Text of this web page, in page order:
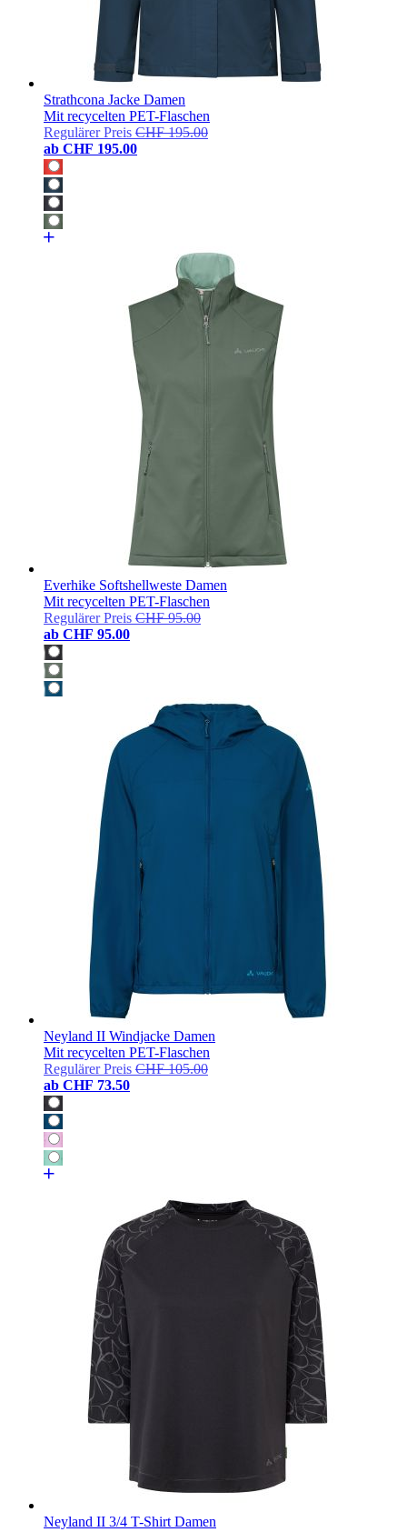
Strathcona Jacke Damen
Mit recycelten PET-Flaschen
Regulärer Preis CHF 195.00
ab CHF 195.00
Everhike Softshellweste Damen
Mit recycelten PET-Flaschen
Regulärer Preis CHF 95.00
ab CHF 95.00
Neyland II Windjacke Damen
Mit recycelten PET-Flaschen
Regulärer Preis CHF 105.00
ab CHF 73.50
Neyland II 3/4 T-Shirt Damen